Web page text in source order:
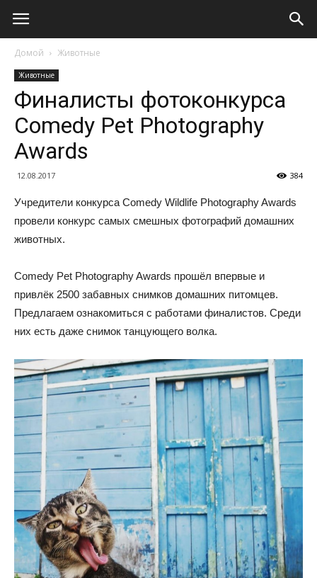
Домой Животные
Животные
Финалисты фотоконкурса
Comedy Pet Photography
Awards
12.08.2017 384
Учредители конкурса Comedy Wildlife Photography Awards
провели конкурс самых смешных фотографий домашних
животных.
Comedy Pet Photography Awards прошёл впервые и
привлёк 2500 забавных снимков домашних питомцев.
Предлагаем ознакомиться с работами финалистов. Среди
них есть даже снимок танцующего волка.